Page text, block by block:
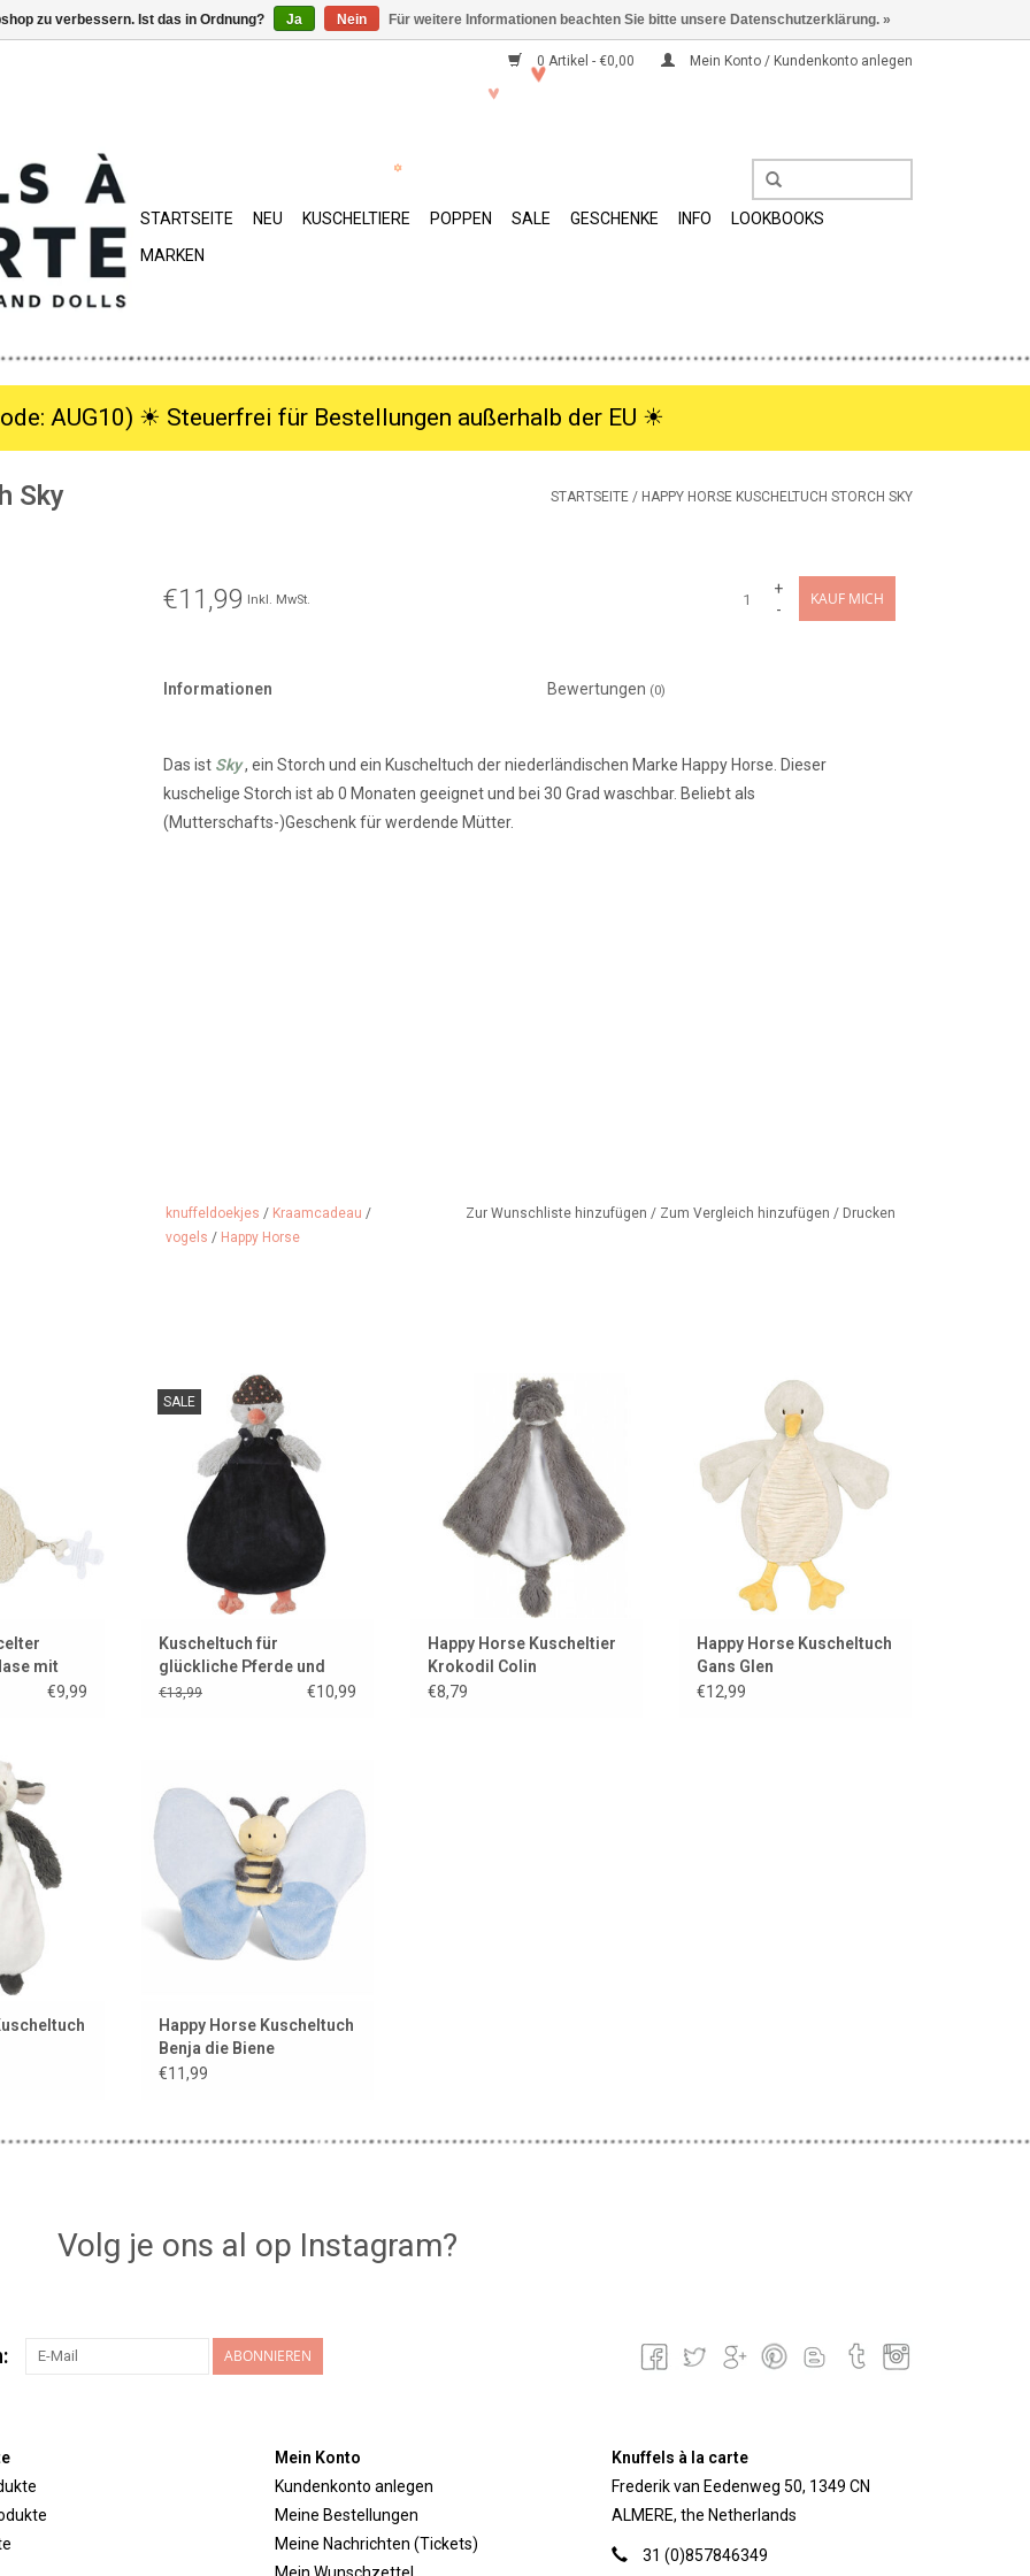
0 Artikel - €0,00 Mein Konto / Kundenkonto anlegen
STARTSEITE NEU KUSCHELTIERE POPPEN SALE GESCHENKE INFO
LOOKBOOKS
MARKEN
AUG10) ☀︎ Steuerfrei für Bestellungen außerhalb der EU ☀︎
Sky STARTSEITE / HAPPY HORSE KUSCHELTUCH STORCH SKY
€11,99 Inkl. MwSt.
+
-
KAUF MICH
Informationen Bewertungen (0)
Das ist Sky, ein Storch und ein Kuscheltuch der niederländischen Marke Happy Horse. Dieser
kuschelige Storch ist ab 0 Monaten geeignet und bei 30 Grad waschbar. Beliebt als
(Mutterschafts-)Geschenk für werdende Mütter.
knuffeldoekjes / Kraamcadeau /
vogels / Happy Horse
Zur Wunschliste hinzufügen / Zum Vergleich hinzufügen / Drucken
HINZUFÜGEN
mit
€9,99
SALE
Babys perfekter Winterfreund.....
ZUM WARENKORB HINZUFÜGEN
Kuscheltuch für
glückliche Pferde und
Polarpinguine
€13,99 €10,99
Croco Colin, ein cooles
Kuscheltuch für Babys!
Entworfen von der
niederländischen Marke Happy
Horse.
ZUM WARENKORB HINZUFÜGEN
Happy Horse Kuscheltier
Krokodil Colin
€8,79
Kuscheltuch in Form einer
weichen Gans der
niederländischen Marke Happy
Horse.
ZUM WARENKORB HINZUFÜGEN
Happy Horse Kuscheltuch
Gans Glen
€12,99
in Form
HINZUFÜGEN ZUM WARENKORB HINZUFÜGEN
Happy Horse Kuscheltuch
Benja die Biene
€11,99
Volg je ons al op Instagram?
ABONNIEREN
Mein Konto
Kundenkonto anlegen
Meine Bestellungen
Meine Nachrichten (Tickets)
Knuffels à la carte
Frederik van Eedenweg 50, 1349 CN
ALMERE, the Netherlands
31 (0)857846349
zu verbessern. Ist das in Ordnung? Ja Nein Für weitere Informationen beachten Sie bitte unsere Datenschutzerklärung. »